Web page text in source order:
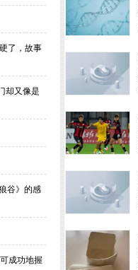
了，故事
却又像是
谷》的感
成功地握